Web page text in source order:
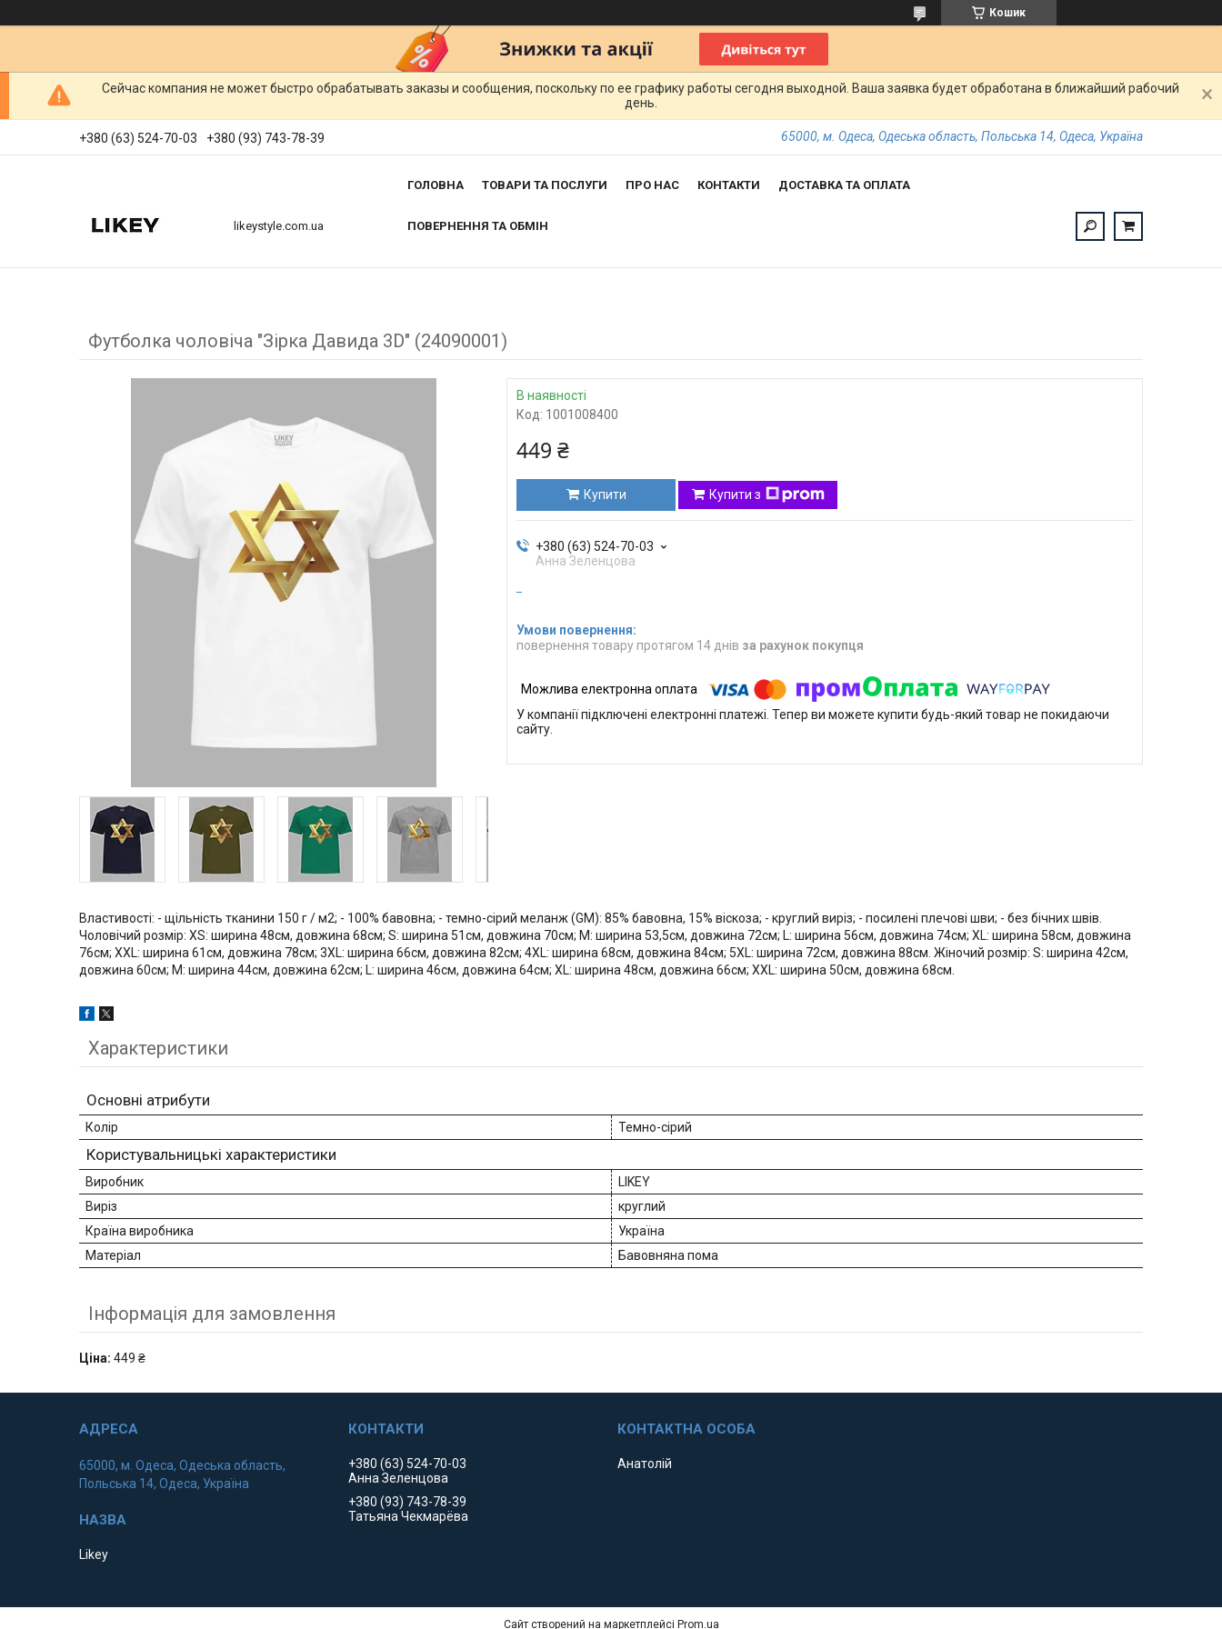
Кошик
Сейчас компания не может быстро обрабатывать заказы и сообщения, поскольку по ее графику работы сегодня выходной. Ваша заявка будет обработана в ближайший рабочий
день.
+380 (63) 524-70-03 +380 (93) 743-78-39 65000, м. Одеса, Одеська область, Польська 14, Одеса, Україна
likeystyle.com.ua
ГОЛОВНА ТОВАРИ ТА ПОСЛУГИ ПРО НАС КОНТАКТИ ДОСТАВКА ТА ОПЛАТА
ПОВЕРНЕННЯ ТА ОБМІН
Футболка чоловіча "Зірка Давида 3D" (24090001)
В наявності
Код: 1001008400
449 ₴
Купити Купити з
+380 (63) 524-70-03
Анна Зеленцова
повернення товару протягом 14 днів за рахунок покупця
У компанії підключені електронні платежі. Тепер ви можете купити будь-який товар не покидаючи
сайту.
Властивості: - щільність тканини 150 г / м2; - 100% бавовна; - темно-сірий меланж (GM): 85% бавовна, 15% віскоза; - круглий виріз; - посилені плечові шви; - без бічних швів.
Чоловічий розмір: XS: ширина 48см, довжина 68см; S: ширина 51см, довжина 70см; M: ширина 53,5см, довжина 72см; L: ширина 56см, довжина 74см; XL: ширина 58см, довжина
76см; XXL: ширина 61см, довжина 78см; 3XL: ширина 66см, довжина 82см; 4XL: ширина 68см, довжина 84см; 5XL: ширина 72см, довжина 88см. Жіночий розмір: S: ширина 42см,
довжина 60см; M: ширина 44см, довжина 62см; L: ширина 46см, довжина 64см; XL: ширина 48см, довжина 66см; XXL: ширина 50см, довжина 68см.
Характеристики
Основні атрибути
Колір Темно-сірий
Користувальницькі характеристики
Виробник
LIKEY
Виріз
круглий
Країна виробника
Україна
Матеріал
Бавовняна пома
Інформація для замовлення
Ціна: 449 ₴
65000, м. Одеса, Одеська область,
Польська 14, Одеса, Україна
Likey
+380 (63) 524-70-03
Анна Зеленцова
+380 (93) 743-78-39
Татьяна Чекмарёва
Анатолій
Сайт створений на маркетплейсі Prom.ua